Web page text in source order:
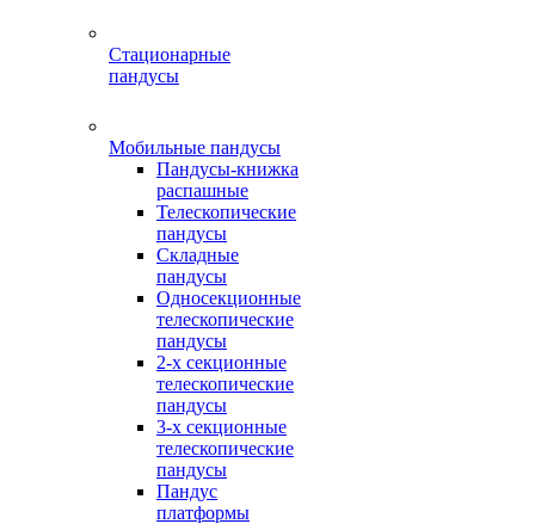
Стационарные
пандусы
Мобильные пандусы
Пандусы-книжка
распашные
Телескопические
пандусы
Складные
пандусы
Односекционные
телескопические
пандусы
2-х секционные
телескопические
пандусы
3-х секционные
телескопические
пандусы
Пандус
платформы